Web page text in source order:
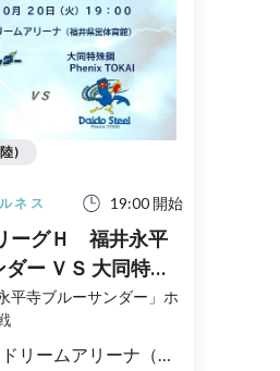
ネス 19:00 開始
ーグＨ 福井永平
ー ＶＳ 大同特殊
平寺ブルーサンダー」ホ
アリーナ（福井県営体育館）
)